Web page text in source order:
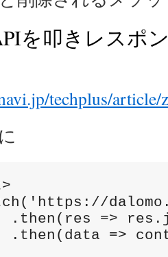
を叩きレスポ
techplus/
.then(res =>
.then(data =>